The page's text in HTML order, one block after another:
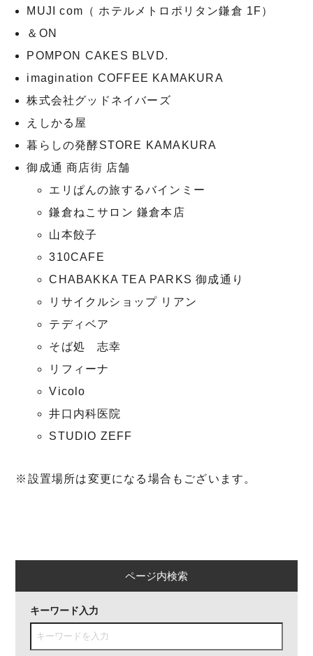
MUJI com（ ホテルメトロポリタン鎌倉 1F）
＆ON
POMPON CAKES BLVD.
imagination COFFEE KAMAKURA
株式会社グッドネイバーズ
えしかる屋
暮らしの発酵STORE KAMAKURA
御成通 商店街 店舗
エリぱんの旅するバインミー
鎌倉ねこサロン 鎌倉本店
山本餃子
310CAFE
CHABAKKA TEA PARKS 御成通り
リサイクルショップ リアン
テディベア
そば処 志幸
リフィーナ
Vicolo
井口内科医院
STUDIO ZEFF
※設置場所は変更になる場合もございます。
ページ内検索
キーワード入力